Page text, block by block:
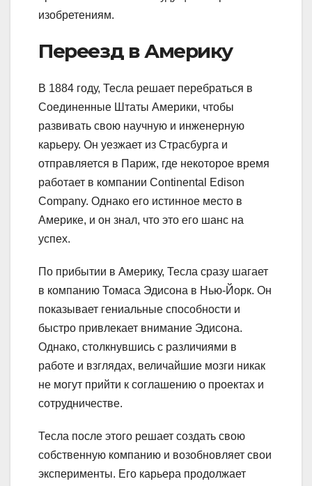
изобретениям.
Переезд в Америку
В 1884 году, Тесла решает перебраться в
Соединенные Штаты Америки, чтобы
развивать свою научную и инженерную
карьеру. Он уезжает из Страсбурга и
отправляется в Париж, где некоторое время
работает в компании Continental Edison
Company. Однако его истинное место в
Америке, и он знал, что это его шанс на
успех.
По прибытии в Америку, Тесла сразу шагает
в компанию Томаса Эдисона в Нью-Йорк. Он
показывает гениальные способности и
быстро привлекает внимание Эдисона.
Однако, столкнувшись с различиями в
работе и взглядах, величайшие мозги никак
не могут прийти к соглашению о проектах и
сотрудничестве.
Тесла после этого решает создать свою
собственную компанию и возобновляет свои
эксперименты. Его карьера продолжает